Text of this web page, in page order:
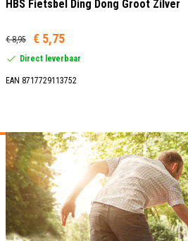
HBS Fietsbel Ding Dong Groot Zilver
€ 8,95 € 5,75
Direct leverbaar
EAN 8717729113752